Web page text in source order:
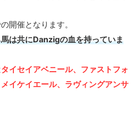
開催となります。
は共にDanzigの血を持っていま
タイセイアベニール、ファストフォ
イケイエール、ラヴィングアンサ